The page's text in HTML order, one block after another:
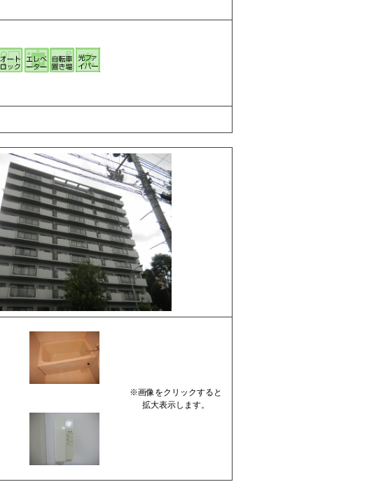
※画像をクリックすると
拡大表示します。